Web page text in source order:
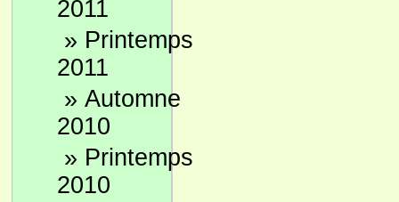
2011
» Printemps
2011
» Automne
2010
» Printemps
2010